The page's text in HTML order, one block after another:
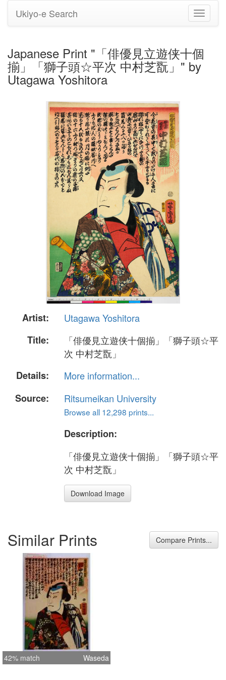
Toggle
Ukiyo-e Search
Japanese Print "「俳優見立遊侠十個
揃」「獅子頭☆平次 中村芝翫」" by
Utagawa Yoshitora
Artist:
Utagawa Yoshitora
Title:
「俳優見立遊侠十個揃」「獅子頭☆平
次 中村芝翫」
Details:
More information...
Source:
Ritsumeikan University
Browse all 12,298 prints...
Description:
「俳優見立遊侠十個揃」「獅子頭☆平
次 中村芝翫」
Download Image
Similar Prints Compare Prints...
42% match Waseda